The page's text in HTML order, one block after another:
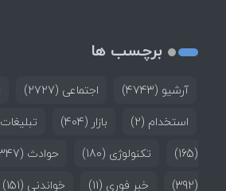
برچسب ها
آرشیو (4743) اجتماعی (2727)
استخدام (2) بازار (404) تبلیغات
(165)
تکنولوژی (180) حوادث (2347)
(392)
خبر فوری (11) خواندنی (151)